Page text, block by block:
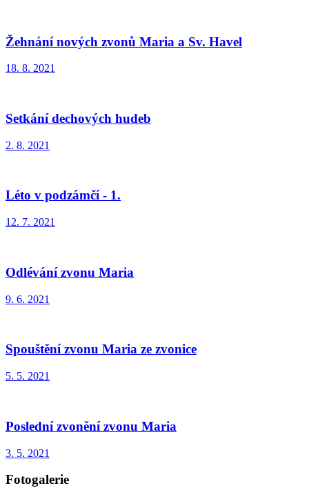
Žehnání nových zvonů Maria a Sv. Havel
18. 8. 2021
Setkání dechových hudeb
2. 8. 2021
Léto v podzámčí - 1.
12. 7. 2021
Odlévání zvonu Maria
9. 6. 2021
Spouštění zvonu Maria ze zvonice
5. 5. 2021
Poslední zvonění zvonu Maria
3. 5. 2021
Fotogalerie